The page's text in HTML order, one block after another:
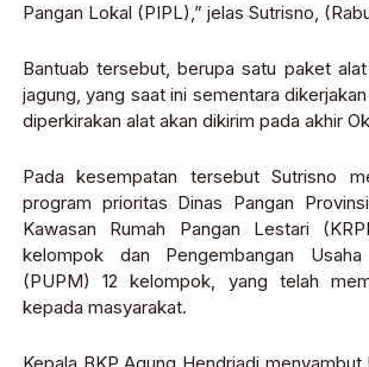
Pangan Lokal (PIPL),” jelas Sutrisno,
Bantuab tersebut, berupa satu paket
jagung, yang saat ini sementara
diperkirakan alat akan dikirim pada akhir
Pada kesempatan tersebut Sutrisno
program prioritas Dinas Pangan
Kawasan Rumah Pangan Lestari
kelompok dan Pengembangan
(PUPM) 12 kelompok, yang telah
kepada masyarakat.